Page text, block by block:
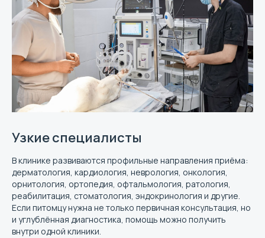
Узкие специалисты
В клинике развиваются профильные направления приёма:
дерматология, кардиология, неврология, онкология,
орнитология, ортопедия, офтальмология, ратология,
реабилитация, стоматология, эндокринология и другие.
Если питомцу нужна не только первичная консультация, но
и углублённая диагностика, помощь можно получить
внутри одной клиники.